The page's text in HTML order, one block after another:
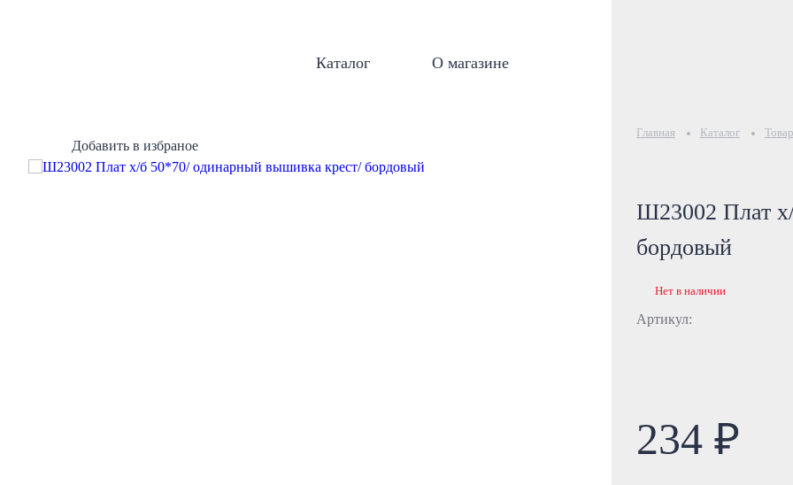
Каталог О магазине
Добавить в избраное
Главная Каталог
Ш23002 Плат
бордовый
Артикул:
Нет в наличии
234 ₽